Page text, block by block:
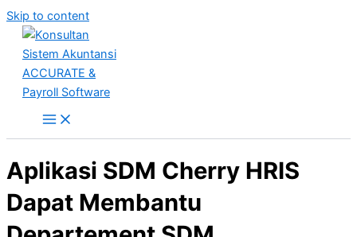
Skip to content
Aplikasi SDM Cherry HRIS
Dapat Membantu